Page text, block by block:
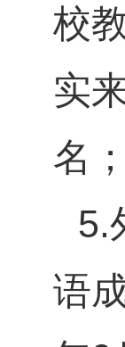
校
实
名；
5.
语